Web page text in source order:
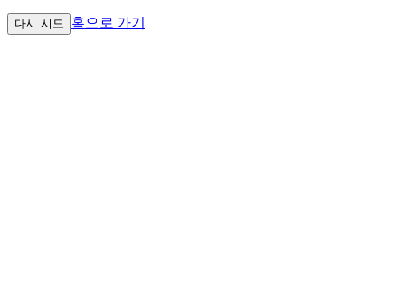
다시 시도 홈으로 가기